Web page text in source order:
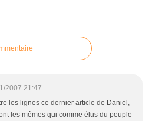
2007 21:47
les lignes ce dernier article de Daniel,
les mêmes qui comme élus du peuple